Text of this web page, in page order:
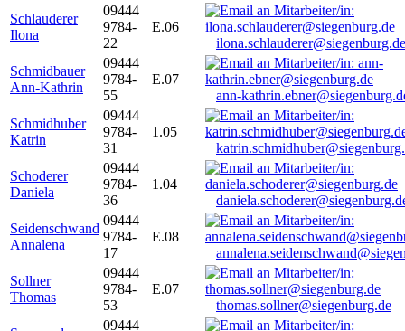
Schlauderer
Ilona
09444
9784-
22
E.06
ilona.schlauderer@siegenburg.de
Schmidbauer
Ann-Kathrin
09444
9784-
55
E.07
ann-
Schmidhuber
Katrin
09444
9784-
31
1.05
Schoderer
Daniela
09444
9784-
36
1.04
Seidenschwand
Annalena
09444
9784-
17
E.08
Sollner
Thomas
09444
9784-
53
E.07
thomas.sollner@siegenburg.de
09444